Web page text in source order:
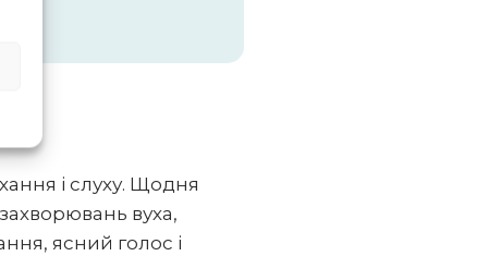
і слуху. Щодня
вуха,
ясний голос і